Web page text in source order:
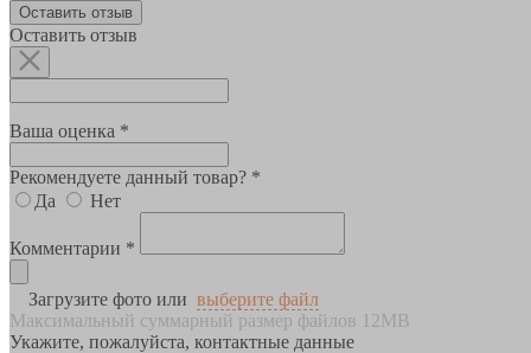
Оставить отзыв
Оставить отзыв
Ваша оценка *
Рекомендуете данный товар? *
Да
Нет
Комментарии *
Загрузите фото или выберите файл
Максимальный суммарный размер файлов 12MB
Укажите, пожалуйста, контактные данные